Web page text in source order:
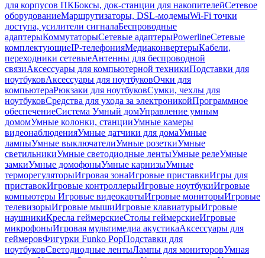
для корпусов ПКБоксы, док-станции для накопителейСетевое
оборудованиеМаршрутизаторы, DSL-модемыWi-Fi точки
доступа, усилители сигналаБеспроводные
адаптерыКоммутаторыСетевые адаптерыPowerlineСетевые
комплектующиеIP-телефонияМедиаконвертерыКабели,
переходники сетевыеАнтенны для беспроводной
связиАксессуары для компьютерной техникиПодставки для
ноутбуковАксессуары для ноутбуковОчки для
компьютераРюкзаки для ноутбуковСумки, чехлы для
ноутбуковСредства для ухода за электроникойПрограммное
обеспечениеСистема Умный домУправление умным
домомУмные колонки, станцииУмные камеры
видеонаблюденияУмные датчики для домаУмные
лампыУмные выключателиУмные розеткиУмные
светильникиУмные светодиодные лентыУмные релеУмные
замкиУмные домофоныУмные карнизыУмные
терморегуляторыИгровая зонаИгровые приставкиИгры для
приставокИгровые контроллерыИгровые ноутбукиИгровые
компьютеры Игровые видеокартыИгровые мониторыИгровые
телевизорыИгровые мышиИгровые клавиатурыИгровые
наушникиКресла геймерскиеСтолы геймерскиеИгровые
микрофоныИгровая мультимедиа акустикаАксессуары для
геймеровФигурки Funko PopПодставки для
ноутбуковСветодиодные лентыЛампы для мониторовУмная